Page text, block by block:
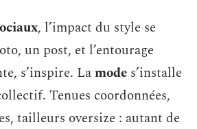
, l’impact du style se
un post, et l’entourage
s’inspire. Lamode s’installe
Tenues coordonnées,
tailleurs oversize : autant de